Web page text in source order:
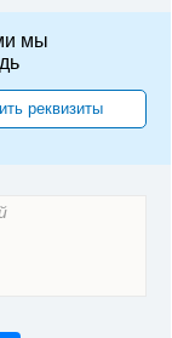
мы
реквизиты